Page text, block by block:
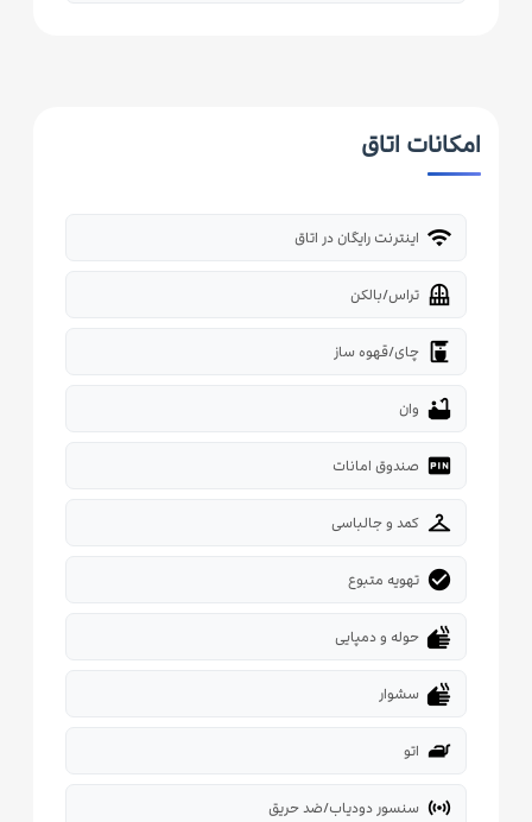
امکانات اتاق
wifi اینترنت رایگان در اتاق
balcony تراس/بالکن
coffee_maker چای/قهوه ساز
bathtub وان
fiber_pin صندوق امانات
checkroom کمد و جالباسی
check_circle تهویه متبوع
dry حوله و دمپایی
dry سشوار
iron اتو
sensors سنسور دودیاب/ضد حریق